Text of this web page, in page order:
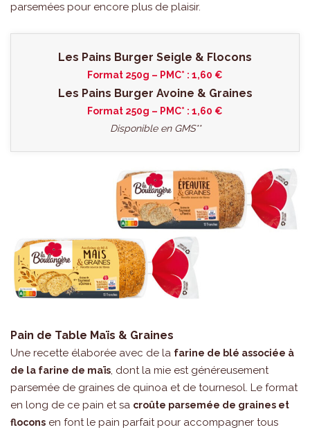
parsemées pour encore plus de plaisir.
Les Pains Burger Seigle & Flocons
Format 250g – PMC* : 1,60 €
Les Pains Burger Avoine & Graines
Format 250g – PMC* : 1,60 €
Disponible en GMS**
Pain de Table Maïs & Graines
Une recette élaborée avec de la farine de blé associée à
de la farine de maïs, dont la mie est généreusement
parsemée de graines de quinoa et de tournesol. Le format
en long de ce pain et sa croûte parsemée de graines et
flocons en font le pain parfait pour accompagner tous